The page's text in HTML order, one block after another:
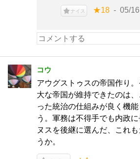
ナイス ★18 05/
コウ
アウグストゥスの帝国作り
大な帝国が維持できたのは
った統治の仕組みが良く機
う。軍務は不得手でも内政
ヌスを後継に選んだ、これ
うか。